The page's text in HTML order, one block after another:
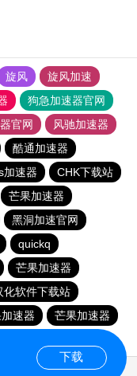
旋风
旋风加速
狗急加速器官网
官网
风驰加速器
酷通加速器
加速器
CHK下载站
芒果加速器
黑洞加速官网
quickq
芒果加速器
化软件下载站
速器
芒果加速器
下载